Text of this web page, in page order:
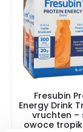
Fresubin
Energy Drink
vruchten –
owoce